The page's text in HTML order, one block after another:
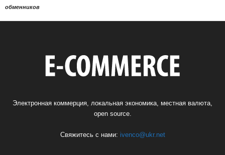
обменников
Электронная коммерция, локальная экономика, местная валюта,
open source.
Свяжитесь с нами: ivenco@ukr.net